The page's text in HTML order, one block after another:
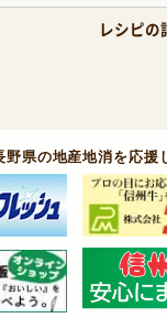
レシピの
県の地産地消を応援